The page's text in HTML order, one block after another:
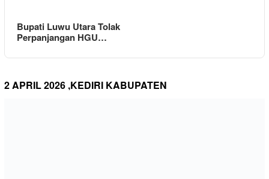
Bupati Luwu Utara Tolak
Perpanjangan HGU…
2 APRIL 2026 ,KEDIRI KABUPATEN